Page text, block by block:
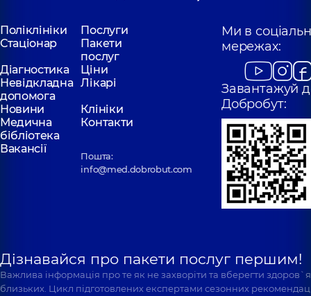
Поліклініки
Послуги
Стаціонар
Пакети
послуг
Діагностика
Ціни
Невідкладна
допомога
Лікарі
Новини
Клініки
Медична
бібліотека
Контакти
Вакансії
Пошта:
info@med.dobrobut.com
Ми в
мережах:
Завантажуй
Добробут:
Дізнавайся про пакети послуг першим!
Важлива інформація про те як не захворіти та вберегти
близьких. Цикл підготовлених експертами сезонних